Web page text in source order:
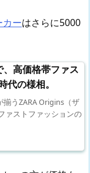
ーはさらに5000
高価格帯ファス
代の様相。
うZARA Origins（ザ
ァストファッションの